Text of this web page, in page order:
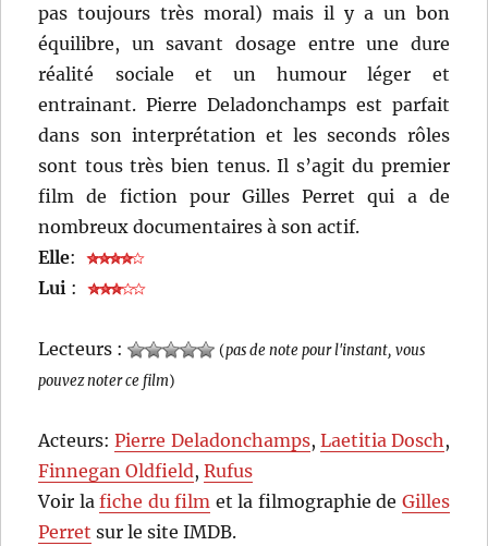
pas toujours très moral) mais il y a un bon
équilibre, un savant dosage entre une dure
réalité sociale et un humour léger et
entrainant. Pierre Deladonchamps est parfait
dans son interprétation et les seconds rôles
sont tous très bien tenus. Il s’agit du premier
film de fiction pour Gilles Perret qui a de
nombreux documentaires à son actif.
Elle:
Lui :
Lecteurs : (pas de note pour l'instant, vous
pouvez noter ce film)
Acteurs:Pierre Deladonchamps, Laetitia Dosch ,
Finnegan Oldfield,Rufus
Voir lafiche du film et la filmographie de Gilles
Perret sur le site IMDB.